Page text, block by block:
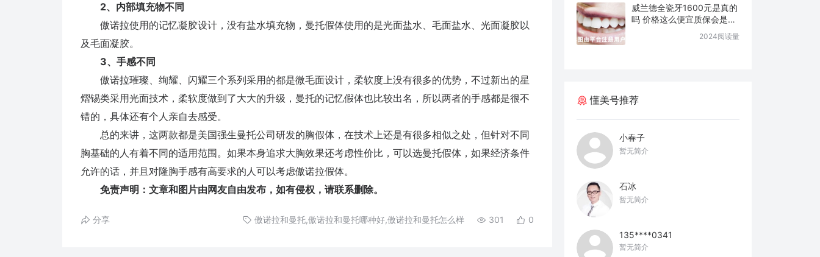
2、内部填充物不同
傲诺拉使用的记忆凝胶设计，没有盐水填充物，曼托假体使用的是光面盐水、毛面盐水、光面凝胶以
及毛面凝胶。
3、手感不同
傲诺拉璀璨、绚耀、闪耀三个系列采用的都是微毛面设计，柔软度上没有很多的优势，不过新出的星
熠锡类采用光面技术，柔软度做到了大大的升级，曼托的记忆假体也比较出名，所以两者的手感都是很不
错的，具体还有个人亲自去感受。
总的来讲，这两款都是美国强生曼托公司研发的胸假体，在技术上还是有很多相似之处，但针对不同
胸基础的人有着不同的适用范围。如果本身追求大胸效果还考虑性价比，可以选曼托假体，如果经济条件
允许的话，并且对隆胸手感有高要求的人可以考虑傲诺拉假体。
免责声明：文章和图片由网友自由发布，如有侵权，请联系删除。
分享 傲诺拉和曼托,傲诺拉和曼托哪种好,傲诺拉和曼托怎么样 301 0
威兰德全瓷牙1600元是真的
吗 价格这么便宜质保会是几
2024阅读量
懂美号推荐
小春子
暂无简介
石冰
暂无简介
135****0341
暂无简介